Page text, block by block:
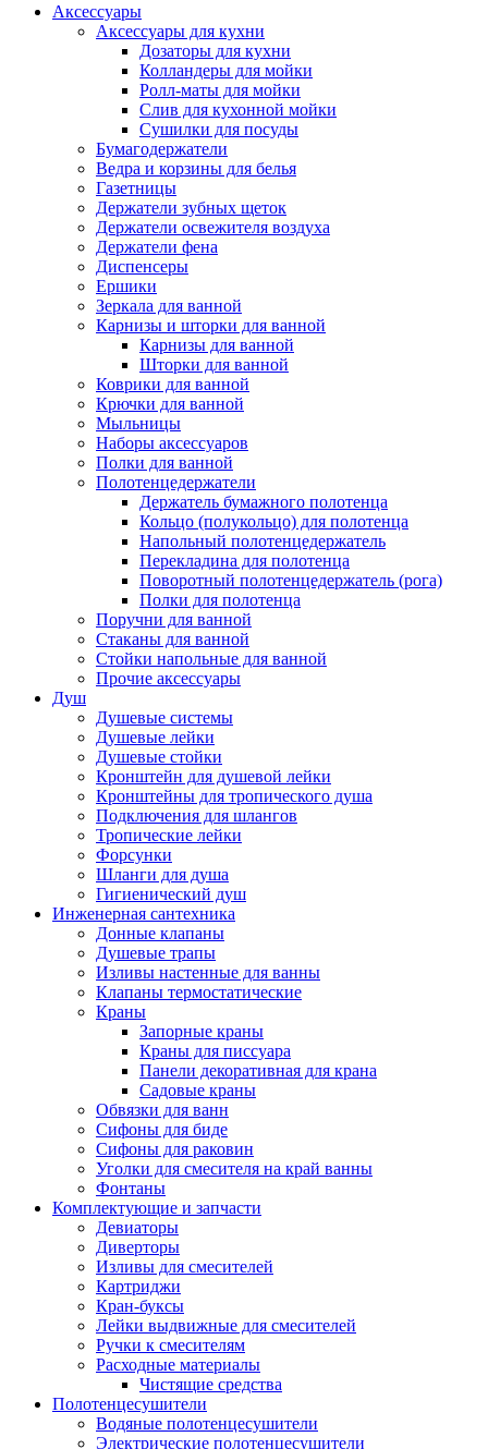
Аксессуары
Аксессуары для кухни
Дозаторы для кухни
Колландеры для мойки
Ролл-маты для мойки
Слив для кухонной мойки
Сушилки для посуды
Бумагодержатели
Ведра и корзины для белья
Газетницы
Держатели зубных щеток
Держатели освежителя воздуха
Держатели фена
Диспенсеры
Ершики
Зеркала для ванной
Карнизы и шторки для ванной
Карнизы для ванной
Шторки для ванной
Коврики для ванной
Крючки для ванной
Мыльницы
Наборы аксессуаров
Полки для ванной
Полотенцедержатели
Держатель бумажного полотенца
Кольцо (полукольцо) для полотенца
Напольный полотенцедержатель
Перекладина для полотенца
Поворотный полотенцедержатель (рога)
Полки для полотенца
Поручни для ванной
Стаканы для ванной
Стойки напольные для ванной
Прочие аксессуары
Душ
Душевые системы
Душевые лейки
Душевые стойки
Кронштейн для душевой лейки
Кронштейны для тропического душа
Подключения для шлангов
Тропические лейки
Форсунки
Шланги для душа
Гигиенический душ
Инженерная сантехника
Донные клапаны
Душевые трапы
Изливы настенные для ванны
Клапаны термостатические
Краны
Запорные краны
Краны для писсуара
Панели декоративная для крана
Садовые краны
Обвязки для ванн
Сифоны для биде
Сифоны для раковин
Уголки для смесителя на край ванны
Фонтаны
Комплектующие и запчасти
Девиаторы
Диверторы
Изливы для смесителей
Картриджи
Кран-буксы
Лейки выдвижные для смесителей
Ручки к смесителям
Расходные материалы
Чистящие средства
Полотенцесушители
Водяные полотенцесушители
Электрические полотенцесушители